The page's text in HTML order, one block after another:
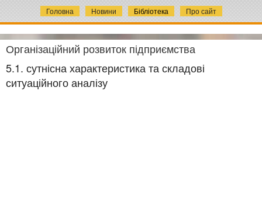
Головна Новини Бібліотека Про сайт
Організаційний розвиток підприємства
5.1. сутнісна характеристика та складові
ситуаційного аналізу